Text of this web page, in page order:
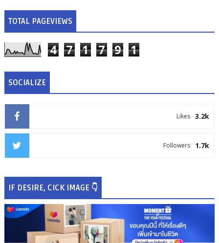
TOTAL PAGEVIEWS
4 7 1 7 9 1
SOCIALIZE
3.2k
Likes
1.7k
Followers
IF DESIRE, CICK IMAGE 👇